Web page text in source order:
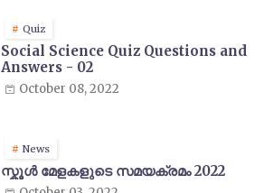
Quiz
Social Science Quiz Questions and
Answers - 02
October 08, 2022
News
സ്കൂൾ മേളകളുടെ സമയക്രമം 2022